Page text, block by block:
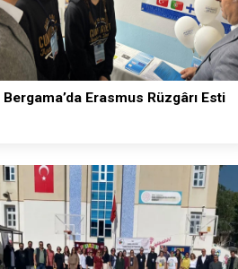
Bergama’da Erasmus Rüzgârı Esti